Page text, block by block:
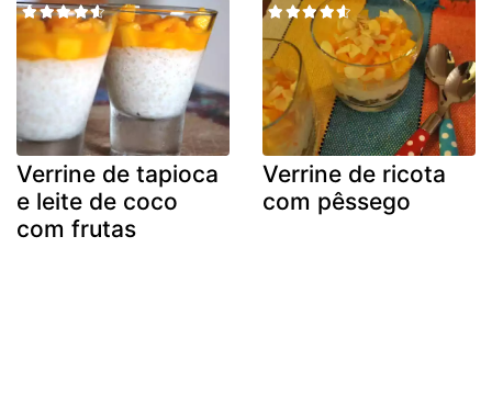
Verrine de tapioca
e leite de coco
com frutas
Verrine de ricota
com pêssego